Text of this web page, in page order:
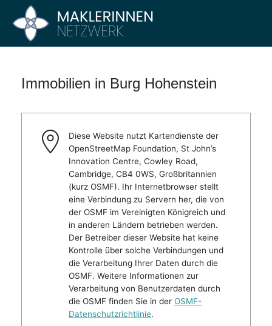
Inhalt
springenMaklerinnen
Vier
Büros
Netzwerk
Immobilien in Burg Hohenstein
Diese Website nutzt Kartendienste der
OpenStreetMap Foundation, St John’s
Innovation Centre, Cowley Road,
Cambridge, CB4 0WS, Großbritannien
(kurz OSMF). Ihr Internetbrowser stellt
eine Verbindung zu Servern her, die von
der OSMF im Vereinigten Königreich und
in anderen Ländern betrieben werden.
Der Betreiber dieser Website hat keine
Kontrolle über solche Verbindungen und
die Verarbeitung Ihrer Daten durch die
OSMF. Weitere Informationen zur
Verarbeitung von Benutzerdaten durch
die OSMF finden Sie in derOSMF-
Datenschutzrichtlinie.